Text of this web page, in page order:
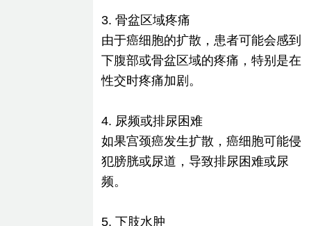
3. 骨盆区域疼痛
由于癌细胞的扩散，患者可能会感到
下腹部或骨盆区域的疼痛，特别是在
性交时疼痛加剧。
4. 尿频或排尿困难
如果宫颈癌发生扩散，癌细胞可能侵
犯膀胱或尿道，导致排尿困难或尿
频。
5. 下肢水肿